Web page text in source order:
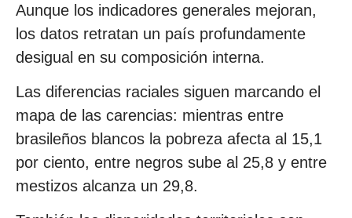
Aunque los indicadores generales mejoran,
los datos retratan un país profundamente
desigual en su composición interna.
Las diferencias raciales siguen marcando el
mapa de las carencias: mientras entre
brasileños blancos la pobreza afecta al 15,1
por ciento, entre negros sube al 25,8 y entre
mestizos alcanza un 29,8.